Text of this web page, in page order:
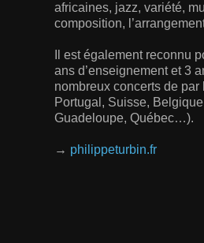
africaines, jazz, variété,
composition,
Il est également reconnu
ans d’enseignement et 3
nombreux concerts de
Portugal, Suisse,
Guadeloupe, Québec…).
→ philippeturbin.fr